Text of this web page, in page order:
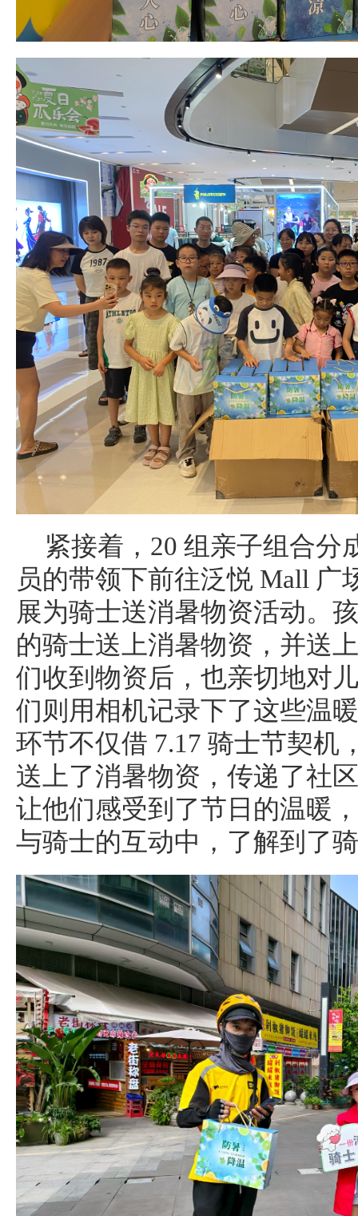
紧接着，20 组亲子组合分
员的带领下前往泛悦 Mall 广
展为骑士送消暑物资活动。
的骑士送上消暑物资，并送
们收到物资后，也亲切地对
们则用相机记录下了这些温
环节不仅借 7.17 骑士节契机
送上了消暑物资，传递了社
让他们感受到了节日的温暖
与骑士的互动中，了解到了